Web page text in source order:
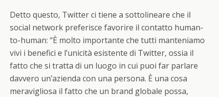
Detto questo, Twitter ci tiene a sottolineare che il
social network preferisce favorire il contatto human-
to-human: “È molto importante che tutti manteniamo
vivi i benefici e l’unicità esistente di Twitter, ossia il
fatto che si tratta di un luogo in cui puoi far parlare
davvero un’azienda con una persona. È una cosa
meravigliosa il fatto che un brand globale possa,